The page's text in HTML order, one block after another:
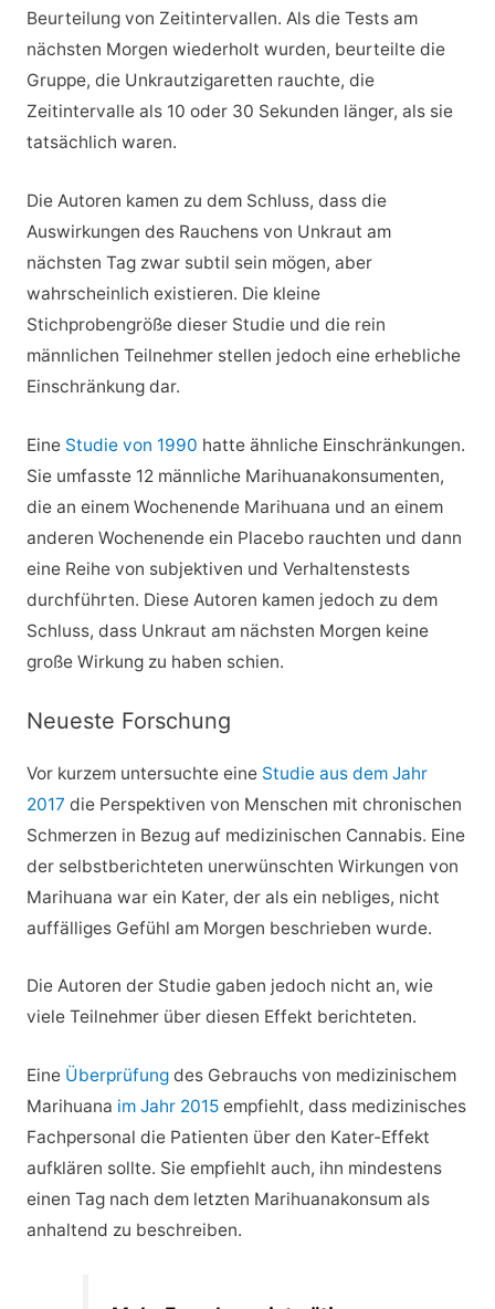
Beurteilung von Zeitintervallen. Als die Tests am
nächsten Morgen wiederholt wurden, beurteilte die
Gruppe, die Unkrautzigaretten rauchte, die
Zeitintervalle als 10 oder 30 Sekunden länger, als sie
tatsächlich waren.
Die Autoren kamen zu dem Schluss, dass die
Auswirkungen des Rauchens von Unkraut am
nächsten Tag zwar subtil sein mögen, aber
wahrscheinlich existieren. Die kleine
Stichprobengröße dieser Studie und die rein
männlichen Teilnehmer stellen jedoch eine erhebliche
Einschränkung dar.
Eine Studie von 1990 hatte ähnliche Einschränkungen.
Sie umfasste 12 männliche Marihuanakonsumenten,
die an einem Wochenende Marihuana und an einem
anderen Wochenende ein Placebo rauchten und dann
eine Reihe von subjektiven und Verhaltenstests
durchführten. Diese Autoren kamen jedoch zu dem
Schluss, dass Unkraut am nächsten Morgen keine
große Wirkung zu haben schien.
Neueste Forschung
Vor kurzem untersuchte eine Studie aus dem Jahr
2017 die Perspektiven von Menschen mit chronischen
Schmerzen in Bezug auf medizinischen Cannabis. Eine
der selbstberichteten unerwünschten Wirkungen von
Marihuana war ein Kater, der als ein nebliges, nicht
auffälliges Gefühl am Morgen beschrieben wurde.
Die Autoren der Studie gaben jedoch nicht an, wie
viele Teilnehmer über diesen Effekt berichteten.
Eine Überprüfungdes Gebrauchs von medizinischem
Marihuana im Jahr 2015empfiehlt, dass medizinisches
Fachpersonal die Patienten über den Kater-Effekt
aufklären sollte. Sie empfiehlt auch, ihn mindestens
einen Tag nach dem letzten Marihuanakonsum als
anhaltend zu beschreiben.